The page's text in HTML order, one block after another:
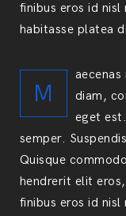
finibus eros id
habitasse platea
M
diam,
eget
semper.
Quisque
hendrerit elit
finibus eros id